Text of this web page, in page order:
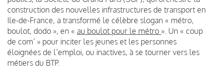
construction des nouvelles infrastructures de transport en
Ile-de-France, a transformé le célèbre slogan « métro,
boulot, dodo », en « au boulot pour le métro ». Un « coup
de com’ » pour inciter les jeunes et les personnes
éloignées de l’emploi, ou inactives, à se tourner vers les
métiers du BTP.